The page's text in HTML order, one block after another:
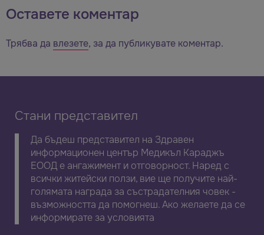
Оставете коментар
Трябва да влезете, за да публикувате коментар.
Стани представител
Да бъдеш представител на Здравен
информационен център Медикъл Караджъ
ЕООД е ангажимент и отговорност. Наред с
всички житейски ползи, вие ще получите най-
голямата награда за състрадателния човек -
възможността да помогнеш. Ако желаете да се
информирате за условията